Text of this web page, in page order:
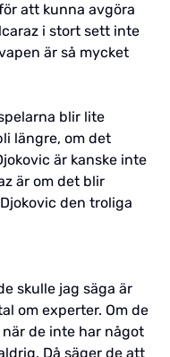
att kunna avgöra
i stort sett inte
är så mycket
blir lite
längre, om det
är kanske inte
är om det blir
den troliga
skulle jag säga är
om experter. Om de
de inte har något
Då säger de att